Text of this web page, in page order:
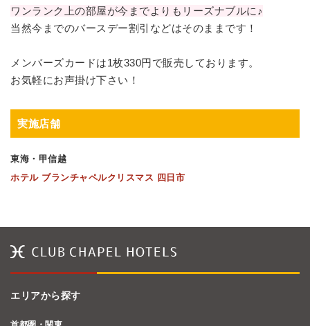
ワンランク上の部屋が今までよりもリーズナブルに♪
当然今までのバースデー割引などはそのままです！
メンバーズカードは1枚330円で販売しております。
お気軽にお声掛け下さい！
実施店舗
東海・甲信越
ホテル ブランチャペルクリスマス 四日市
エリアから探す